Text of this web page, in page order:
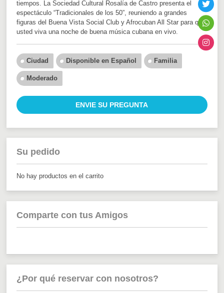
tiempos. La Sociedad Cultural Rosalía de Castro presenta el
espectáculo “Tradicionales de los 50”, reuniendo a grandes
figuras del Buena Vista Social Club y Afrocuban All Star para que
usted viva una noche de buena música cubana en vivo.
Ciudad Disponible en Español Familia
Moderado
ENVIE SU PREGUNTA
Su pedido
No hay productos en el carrito
Comparte con tus Amigos
¿Por qué reservar con nosotros?